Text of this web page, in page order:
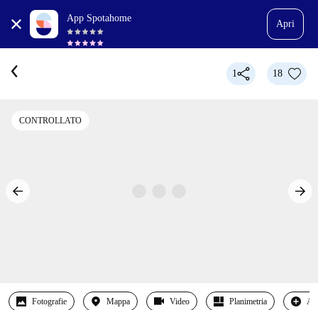
App Spotahome
Apri
1 18
CONTROLLATO
Fotografie Mappa Video Planimetria